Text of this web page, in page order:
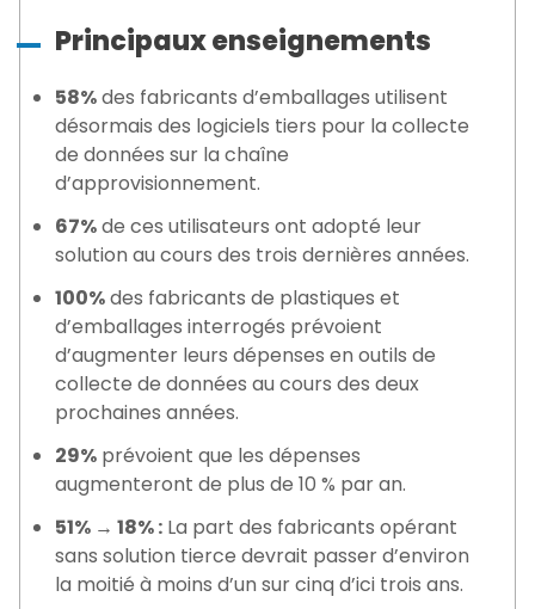
Principaux enseignements
58%des fabricants d’emballages utilisent
désormais des logiciels tiers pour la collecte
de données sur la chaîne
d’approvisionnement.
67%de ces utilisateurs ont adopté leur
solution au cours des trois dernières années.
100%des fabricants de plastiques et
d’emballages interrogés prévoient
d’augmenter leurs dépenses en outils de
collecte de données au cours des deux
prochaines années.
29% prévoient que les dépenses
augmenteront de plus de 10 % par an.
51% → 18% : La part des fabricants opérant
sans solution tierce devrait passer d’environ
la moitié à moins d’un sur cinq d’ici trois ans.